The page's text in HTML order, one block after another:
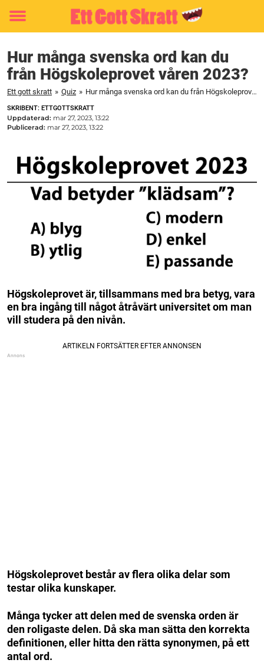
Toggle
Hur många svenska ord kan du
från Högskoleprovet våren 2023?
Ett gott skratt » Quiz » Hur många svenska ord kan du från Högskoleprovet våren 2023?
SKRIBENT: ETTGOTTSKRATT
Uppdaterad: mar 27, 2023, 13:22
Publicerad: mar 27, 2023, 13:22
Högskoleprovet är, tillsammans med bra betyg, vara
en bra ingång till något åtråvärt universitet om man
vill studera på den nivån.
Högskoleprovet består av flera olika delar som
testar olika kunskaper.
Många tycker att delen med de svenska orden är
den roligaste delen. Då ska man sätta den korrekta
definitionen, eller hitta den rätta synonymen, på ett
antal ord.